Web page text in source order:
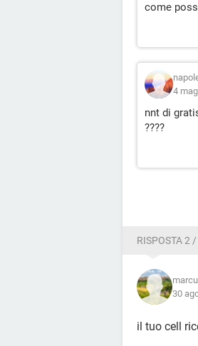
come
4
nnt di
????
RISPOSTA 2 /
30
il tuo cell